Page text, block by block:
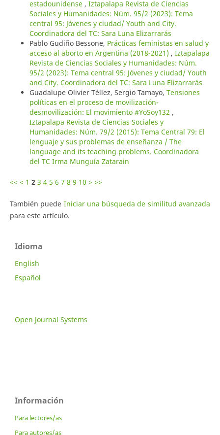
estadounidense , Iztapalapa Revista de Ciencias
Sociales y Humanidades: Núm. 95/2 (2023): Tema
central 95: Jóvenes y ciudad/ Youth and City.
Coordinadora del TC: Sara Luna Elizarrarás
Pablo Gudiño Bessone, Prácticas feministas en salud y
acceso al aborto en Argentina (2018-2021) , Iztapalapa
Revista de Ciencias Sociales y Humanidades: Núm.
95/2 (2023): Tema central 95: Jóvenes y ciudad/ Youth
and City. Coordinadora del TC: Sara Luna Elizarrarás
Guadalupe Olivier Téllez, Sergio Tamayo, Tensiones
políticas en el proceso de movilización-
desmovilización: El movimiento #YoSoy132 ,
Iztapalapa Revista de Ciencias Sociales y
Humanidades: Núm. 79/2 (2015): Tema Central 79: El
lenguaje y sus problemas de enseñanza / The
language and its teaching problems. Coordinadora
del TC Irma Munguía Zatarain
<< < 1 2 3 4 5 6 7 8 9 10 > >>
También puede Iniciar una búsqueda de similitud avanzada
para este artículo.
Idioma
English
Español
Open Journal Systems
Información
Para lectores/as
Para autores/as